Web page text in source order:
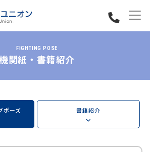
FIGHTING POSE
機関紙・書籍紹介
ポーズ 書籍紹介